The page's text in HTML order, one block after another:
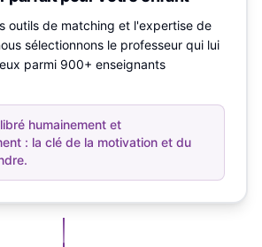
outils de matching et l'expertise de
sélectionnons le professeur qui lui
parmi 900+ enseignants
humainement et
: la clé de la motivation et du